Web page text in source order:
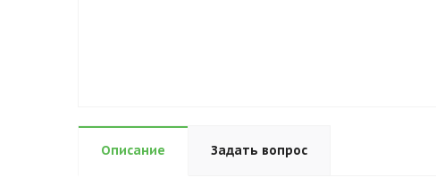
Описание Задать вопрос